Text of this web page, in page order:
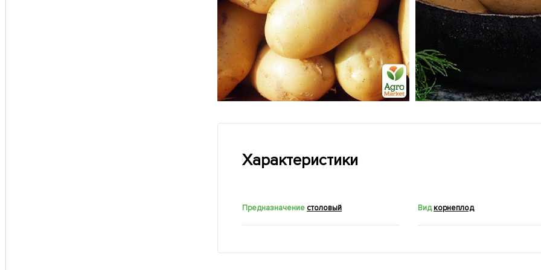
Характеристики
Предназначение столовый Видкорнеплод